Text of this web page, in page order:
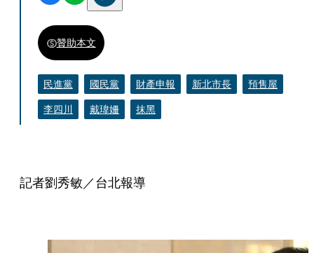
贊助本文
民進黨 國民黨 財產申報 新北市長
預售屋
李四川
戴瑋姍 抹黑
記者劉秀敏／台北報導